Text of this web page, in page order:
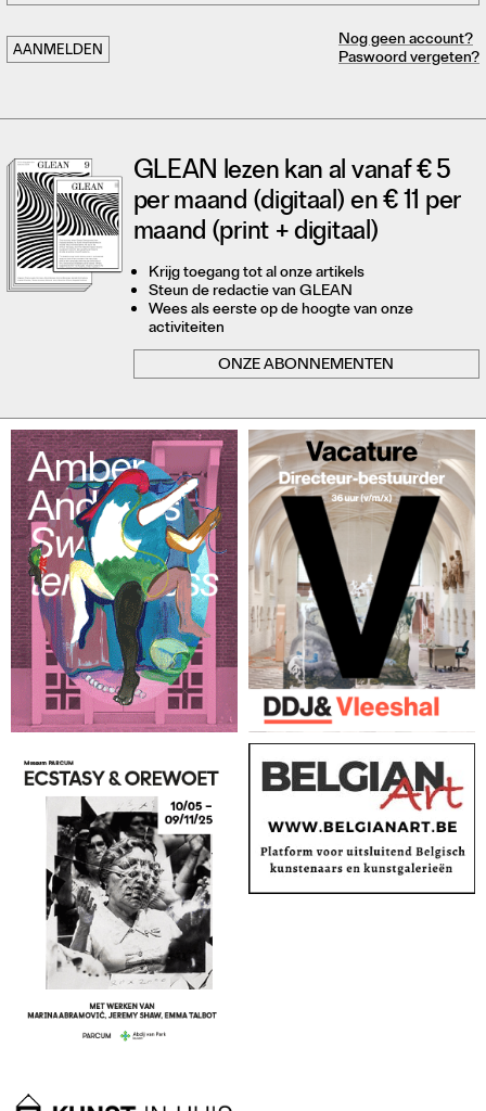
Nog geen account?
Paswoord vergeten?
GLEAN lezen kan al vanaf € 5
per maand (digitaal) en € 11 per
maand (print + digitaal)
Krijg toegang tot al onze artikels
Steun de redactie van GLEAN
Wees als eerste op de hoogte van onze
activiteiten
ONZE ABONNEMENTEN